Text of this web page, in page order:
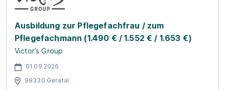
Ausbildung zur Pflegefachfrau / zum
Pflegefachmann (1.490 € / 1.552 € / 1.653 €)
Victor’s Group
01.09.2026
99330 Geratal